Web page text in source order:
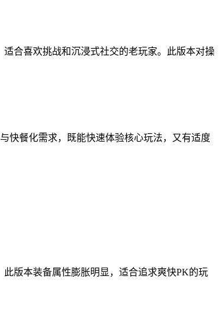
合喜欢挑战和沉浸式社交的老玩家。此版本对操
快餐化需求，既能快速体验核心玩法，又有适度
版本装备属性膨胀明显，适合追求爽快PK的玩